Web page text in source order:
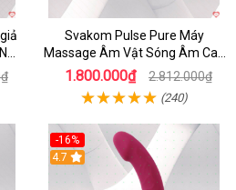
Svakom Pulse Pure Máy
Massage Âm Vật Sóng Âm Cao
Cấp Điều Khiển App Đỉnh
1.800.000₫ 2.812.000₫
(240)
-16%
4.7